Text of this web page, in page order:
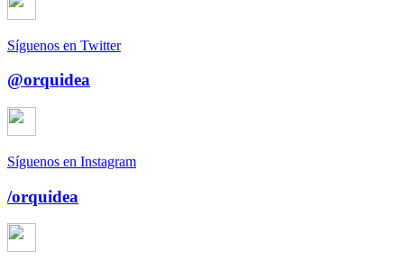
Síguenos en Twitter
@orquidea
Síguenos en Instagram
/orquidea